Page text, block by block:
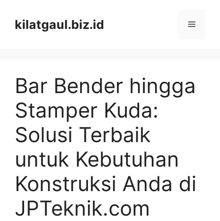
contentkilatgaul.biz.id Menu
Bar Bender hingga
Stamper Kuda:
Solusi Terbaik
untuk Kebutuhan
Konstruksi Anda di
JPTeknik.com